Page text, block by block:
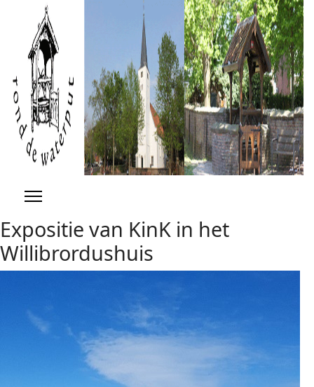
Expositie van KinK in het
Willibrordushuis
YearMonth
Year